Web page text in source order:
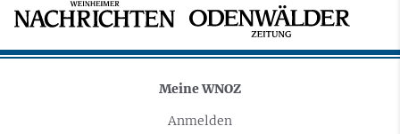
Meine WNOZ
Anmelden